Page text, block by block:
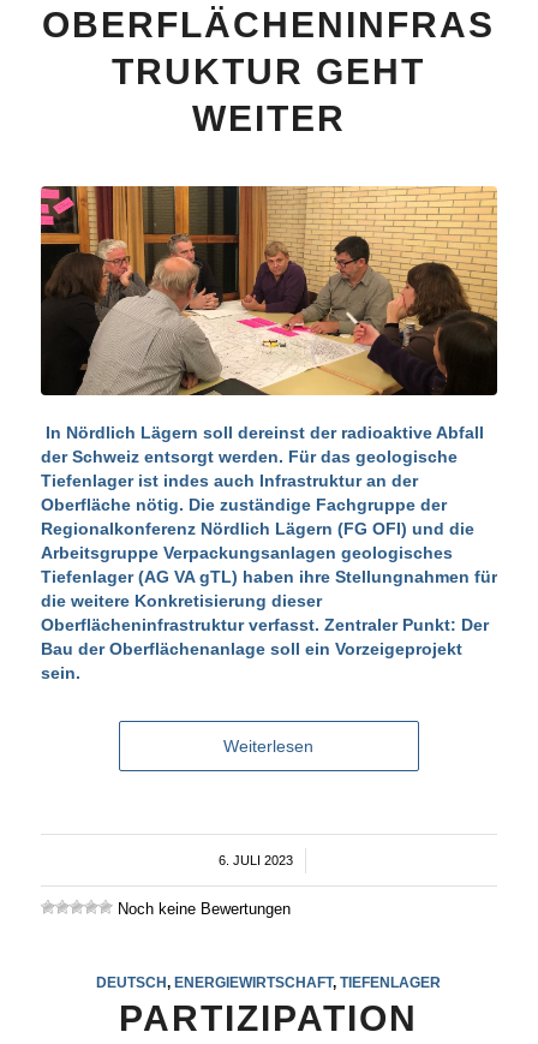
OBERFLÄCHENINFRAS
TRUKTUR GEHT
WEITER
In Nördlich Lägern soll dereinst der radioaktive Abfall
der Schweiz entsorgt werden. Für das geologische
Tiefenlager ist indes auch Infrastruktur an der
Oberfläche nötig. Die zuständige Fachgruppe der
Regionalkonferenz Nördlich Lägern (FG OFI) und die
Arbeitsgruppe Verpackungsanlagen geologisches
Tiefenlager (AG VA gTL) haben ihre Stellungnahmen für
die weitere Konkretisierung dieser
Oberflächeninfrastruktur verfasst. Zentraler Punkt: Der
Bau der Oberflächenanlage soll ein Vorzeigeprojekt
sein.
Weiterlesen
6. JULI 2023
Noch keine Bewertungen
DEUTSCH, ENERGIEWIRTSCHAFT,TIEFENLAGER
PARTIZIPATION